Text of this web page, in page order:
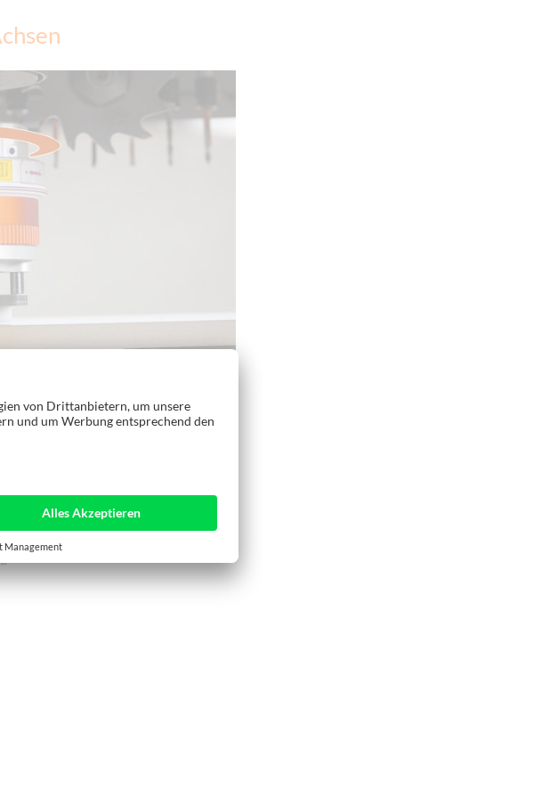
Serienstück, Treppenbau,
um die voll interpolierende C-Achse.